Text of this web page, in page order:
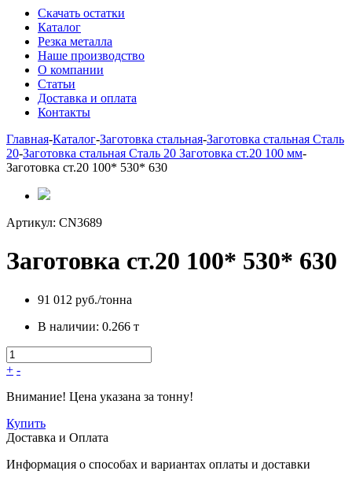
Скачать остатки
Каталог
Резка металла
Наше производство
О компании
Статьи
Доставка и оплата
Контакты
Главная-Каталог-Заготовка стальная-Заготовка стальная Сталь
20-Заготовка стальная Сталь 20 Заготовка ст.20 100 мм-
Заготовка ст.20 100* 530* 630
Артикул: CN3689
Заготовка ст.20 100* 530* 630
91 012 руб./тонна
В наличии: 0.266 т
+ -
Внимание! Цена указана за тонну!
Купить
Доставка и Оплата
Информация о способах и вариантах оплаты и доставки